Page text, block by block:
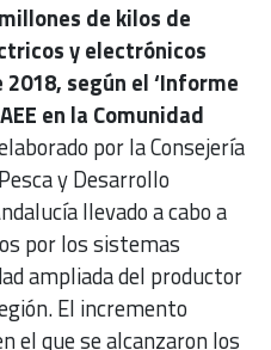
de kilos de
y electrónicos
según el ‘Informe
en la Comunidad
por la Consejería
y Desarrollo
llevado a cabo a
por los sistemas
ampliada del productor
El incremento
el que se alcanzaron los